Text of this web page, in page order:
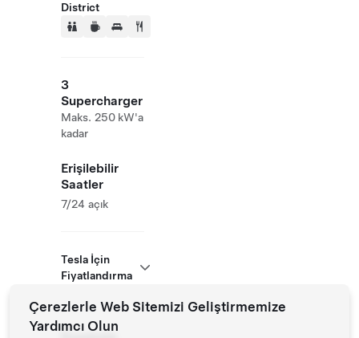
District
3
Supercharger
Maks. 250 kW'a
kadar
Erişilebilir
Saatler
7/24 açık
Tesla İçin
Fiyatlandırma
Çerezlerle Web Sitemizi Geliştirmemize
Yardımcı Olun